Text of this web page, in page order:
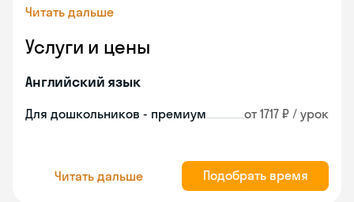
Читать дальше
Услуги и цены
Английский язык
Для дошкольников - премиум от 1717 ₽ / урок
Читать дальше Подобрать время